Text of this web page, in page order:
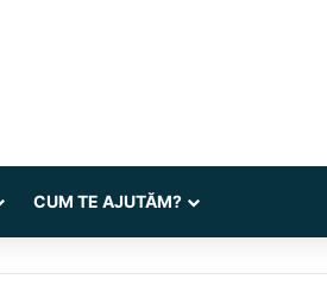
CUM TE AJUTĂM?